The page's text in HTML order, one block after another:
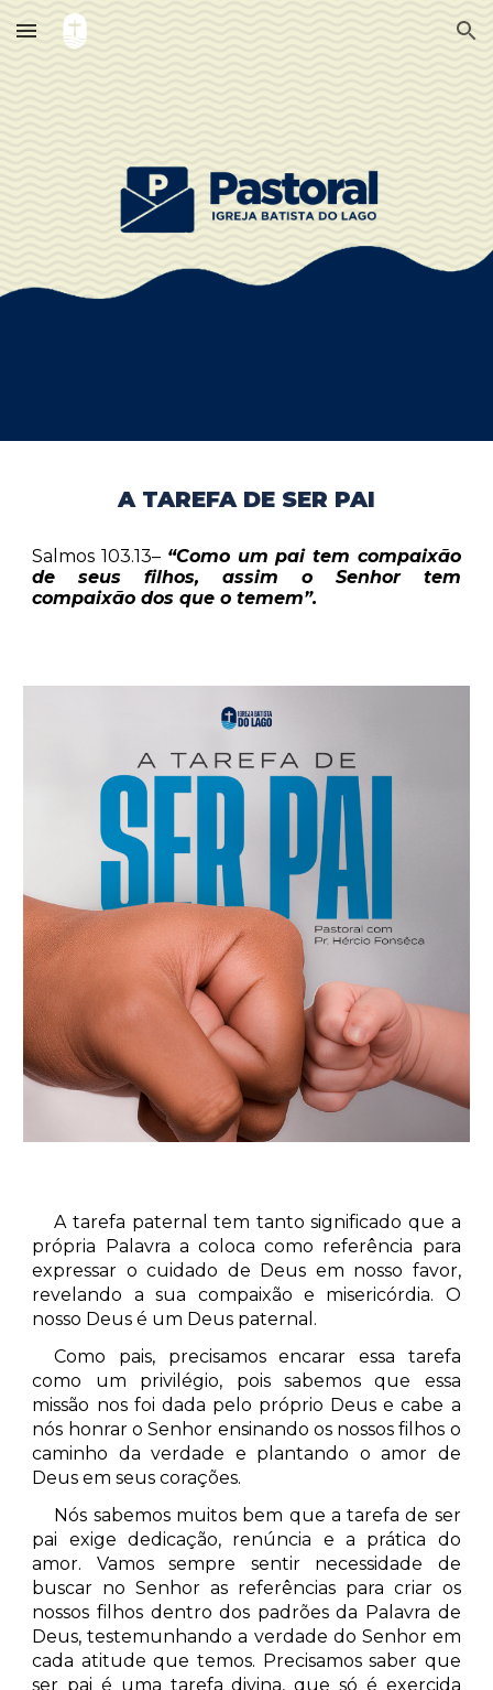
Skip to main content Skip to navigation
A TAREFA DE SER PAI
Salmos 103.13– “Como um pai tem compaixão
de seus filhos, assim o Senhor tem
compaixão dos que o temem”.
A tarefa paternal tem tanto significado que a
própria Palavra a coloca como referência para
expressar o cuidado de Deus em nosso favor,
revelando a sua compaixão e misericórdia. O
nosso Deus é um Deus paternal.
Como pais, precisamos encarar essa tarefa
como um privilégio, pois sabemos que essa
missão nos foi dada pelo próprio Deus e cabe a
nós honrar o Senhor ensinando os nossos filhos o
caminho da verdade e plantando o amor de
Deus em seus corações.
Nós sabemos muitos bem que a tarefa de ser
pai exige dedicação, renúncia e a prática do
amor. Vamos sempre sentir necessidade de
buscar no Senhor as referências para criar os
nossos filhos dentro dos padrões da Palavra de
Deus, testemunhando a verdade do Senhor em
cada atitude que temos. Precisamos saber que
ser pai é uma tarefa divina, que só é exercida